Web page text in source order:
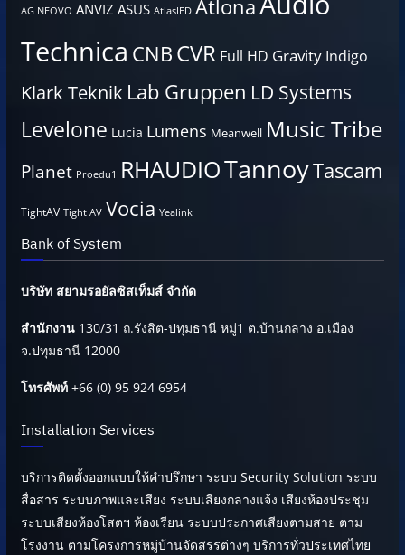
AG NEOVO ANVIZ ASUS AtlasIED Atlona
Technica CNBCVR Full HD Gravity Indigo
Klark Teknik Lab Gruppen LD Systems
Levelone Lucia Lumens Meanwell Music Tribe
Planet Proedu1 RHAUDIOTannoyTascam
TightAV Tight AV Vocia Yealink
Bank of System
บริษัท สยามรอยัลซิสเท็มส์ จำกัด
สำนักงาน130/31 ถ.รังสิต-ปทุมธานี หมู่1 ต.บ้านกลาง อ.เมือง
จ.ปทุมธานี 12000
โทรศัพท์+66 (0) 95 924 6954
Installation Services
บริการติดตั้งออกแบบให้คำปรึกษา ระบบ Security Solution ระบบ
สื่อสาร ระบบภาพและเสียง ระบบเสียงกลางแจ้ง เสียงห้องประชุม
ระบบเสียงห้องโสตฯ ห้องเรียน ระบบประกาศเสียงตามสาย ตาม
โรงงาน ตามโครงการหมู่บ้านจัดสรรต่างๆ บริการทั่วประเทศไทย